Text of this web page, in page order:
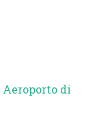
Aeroporto di